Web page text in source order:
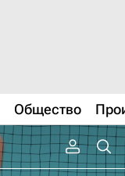
Общество